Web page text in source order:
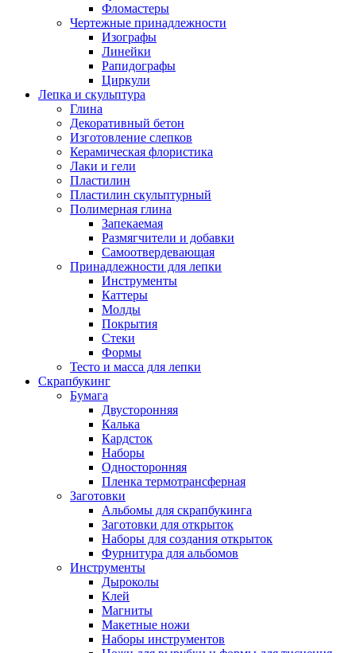
Фломастеры
Чертежные принадлежности
Изографы
Линейки
Рапидографы
Циркули
Лепка и скульптура
Глина
Декоративный бетон
Изготовление слепков
Керамическая флористика
Лаки и гели
Пластилин
Пластилин скульптурный
Полимерная глина
Запекаемая
Размягчители и добавки
Самоотвердевающая
Принадлежности для лепки
Инструменты
Каттеры
Молды
Покрытия
Стеки
Формы
Тесто и масса для лепки
Скрапбукинг
Бумага
Двусторонняя
Калька
Кардсток
Наборы
Односторонняя
Пленка термотрансферная
Заготовки
Альбомы для скрапбукинга
Заготовки для открыток
Наборы для создания открыток
Фурнитура для альбомов
Инструменты
Дыроколы
Клей
Магниты
Макетные ножи
Наборы инструментов